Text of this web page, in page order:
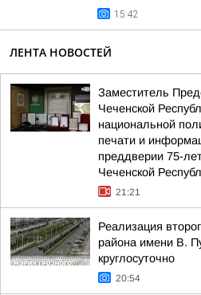
15:42
ЛЕНТА НОВОСТЕЙ
Заместитель
Чеченской
национальной
печати и
преддверии 75-
Чеченской
21:21
Реализация
района имени В.
круглосуточно
20:54